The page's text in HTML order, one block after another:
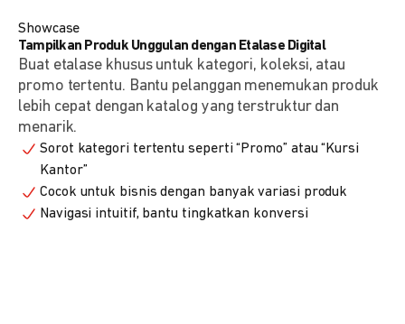
Showcase
Tampilkan Produk Unggulan dengan Etalase Digital
Buat etalase khusus untuk kategori, koleksi, atau
promo tertentu. Bantu pelanggan menemukan produk
lebih cepat dengan katalog yang terstruktur dan
menarik.
Sorot kategori tertentu seperti “Promo” atau “Kursi
Kantor”
Cocok untuk bisnis dengan banyak variasi produk
Navigasi intuitif, bantu tingkatkan konversi